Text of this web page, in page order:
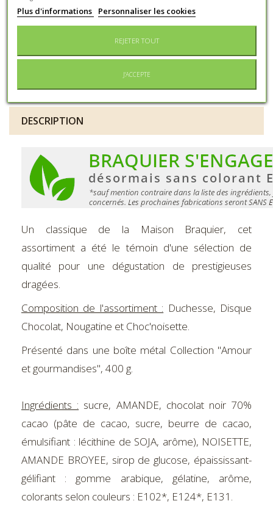
Conservation
la lumière
Royal dégustation (varié)
Boîte métal
DESCRIPTION
Un classique de la Maison Braquier, cet
assortiment a été le témoin d'une sélection de
qualité pour une dégustation de prestigieuses
dragées.
Composition de l'assortiment : Duchesse, Disque
Chocolat, Nougatine et Choc'noisette.
Présenté dans une boîte métal Collection "Amour
et gourmandises", 400 g.
Ingrédients : sucre, AMANDE, chocolat noir 70%
cacao (pâte de cacao, sucre, beurre de cacao,
émulsifiant : lécithine de SOJA, arôme), NOISETTE,
AMANDE BROYEE, sirop de glucose, épaississant-
gélifiant : gomme arabique, gélatine, arôme,
colorants selon couleurs : E102*, E124*, E131.
Plus d'informations Personnaliser les cookies
REJETER TOUT
J'ACCEPTE